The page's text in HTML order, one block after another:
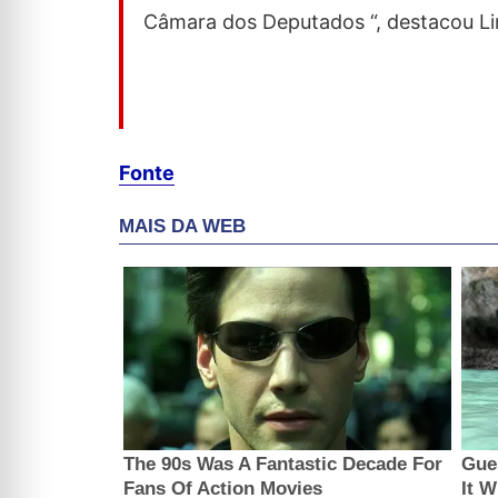
Câmara dos Deputados “, destacou
Fonte